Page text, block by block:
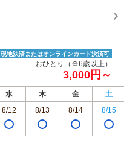
現地決済またはオンラインカード決済可
おひとり（※6歳以上）
3,000円～
水 木 金
土
8/12 8/13 8/14 8/15